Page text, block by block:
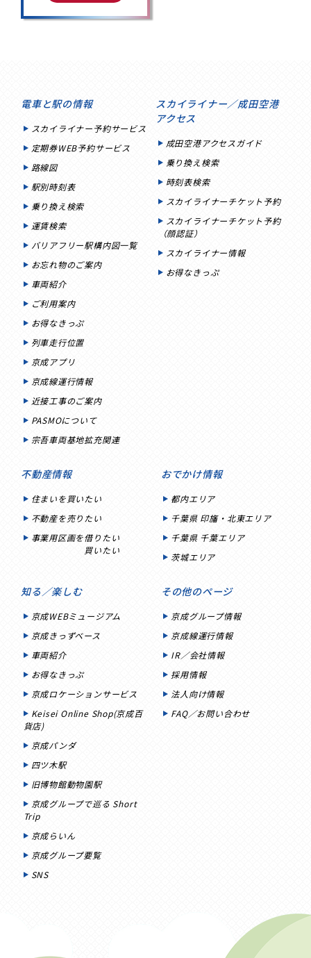
電車と駅の情報
スカイライナー予約サービス
定期券WEB予約サービス
路線図
駅別時刻表
乗り換え検索
運賃検索
バリアフリー駅構内図一覧
お忘れ物のご案内
車両紹介
ご利用案内
お得なきっぷ
列車走行位置
京成アプリ
京成線運行情報
近接工事のご案内
PASMOについて
宗吾車両基地拡充関連
スカイライナー／成田空港
アクセス
成田空港アクセスガイド
乗り換え検索
時刻表検索
スカイライナーチケット予約
スカイライナーチケット予約
（顔認証）
スカイライナー情報
お得なきっぷ
不動産情報
住まいを買いたい
不動産を売りたい
事業用区画を借りたい
買いたい
おでかけ情報
都内エリア
千葉県 印旛・北東エリア
千葉県 千葉エリア
茨城エリア
知る／楽しむ
京成WEBミュージアム
京成きっずベース
車両紹介
お得なきっぷ
京成ロケーションサービス
Keisei Online Shop(京成百
貨店)
京成パンダ
四ツ木駅
旧博物館動物園駅
京成グループで巡る Short
Trip
京成らいん
京成グループ要覧
SNS
その他のページ
京成グループ情報
京成線運行情報
IR／会社情報
採用情報
法人向け情報
FAQ／お問い合わせ